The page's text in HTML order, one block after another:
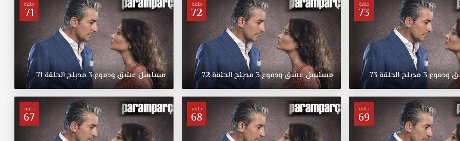
حلقة
73
ودموع3 مدبلجالحلقة73
حلقة
72
مسلسلعشقودموع3 مدبلجالحلقة72
حلقة
71
مسلسلعشقودموع3 مدبلجالحلقة 71
حلقة
69
حلقة
68
حلقة
67